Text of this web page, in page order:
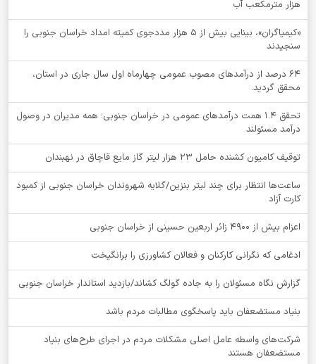
هزار مترمکعب آب
«کیمیاگران»، بینایی بیش از ۵ هزار مددجوی کمیته امداد خراسان جنوبی را
سنجیدند
64 درصد از درآمدهای مصوب عمومی چهارماه اول سال جاری در استان،
محقق گردید.
تحقق ۱.۴ همت درآمدهای عمومی در خراسان جنوبی؛ همه مدیران در وصول
درآمد مسئولند
توقيف کامیون کشنده حامل 23 هزار لیتر گاز مایع قاچاق در نهبندان
ساعت‌ها انتظار برای چند لیتر بنزین/گلایه شهروندان خراسان جنوبی از کمبود
کارت آزاد
اعزام بیش از 4900 زائر اربعین حسینی از خراسان جنوبی
ادغامی که نگرانی کارکنان و فعالان کشاورزی را برانگیخت
گزارش نگاه مسئولان را به جاده گولگ کشاند/بازدید استاندار خراسان جنوبی
بنیاد مستضعفان باید پاسخگوی مطالبات مردم باشد
شرکت‌های واسطه عامل اصلی مشکلات مردم در اجرای طرح‌های بنیاد
مستضعفان هستند